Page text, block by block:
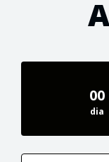
00
dia